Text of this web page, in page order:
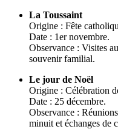
La Toussaint
Origine : Fête
Date : 1er novembre.
Observance : Visites
souvenir familial.
Le jour de Noël
Origine : Célébration
Date : 25 décembre.
Observance :
minuit et échanges de